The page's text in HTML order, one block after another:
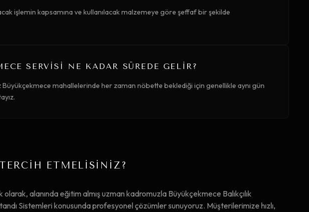
işlemin kapsamına ve kullanılacak malzemeye göre şeffaf bir şekilde
SERVISI NE KADAR SÜREDE GELIR?
Büyükçekmece mahallelerinde her zaman nöbette beklediği için genellikle aynı gün
ETMELİSİNİZ?
alanında eğitim almış uzman kadromuzla Büyükçekmece Balıkçılık
Sistemleri konusunda profesyonel çözümler sunuyoruz. Müşterilerimize hızlı,